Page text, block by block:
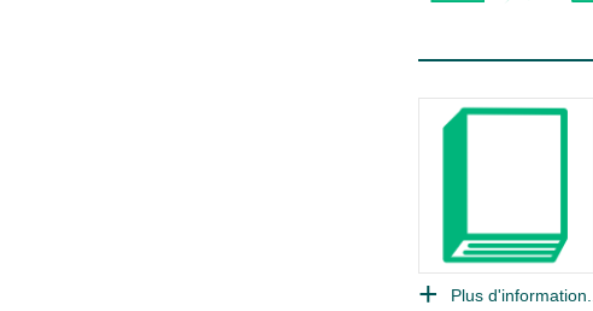
Plus d'information...